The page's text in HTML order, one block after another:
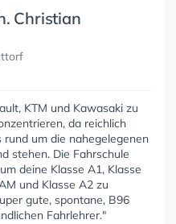
Christian
KTM und Kawasaki zu
da reichlich
um die nahegelegenen
stehen. Die Fahrschule
deine Klasse A1, Klasse
und Klasse A2 zu
gute, spontane, B96
Fahrlehrer."